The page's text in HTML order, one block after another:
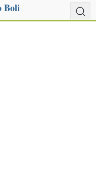
Boli